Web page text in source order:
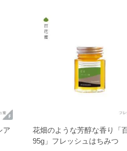
ア
花畑のような芳醇な香り「
95g」フレッシュはちみつ